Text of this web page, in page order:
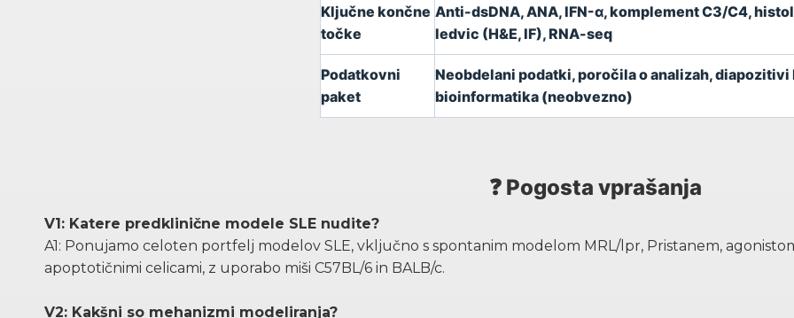
Ključne končne
točke
Anti-dsDNA, ANA, IFN-α, komplement C3/C4,
ledvic (H&E, IF), RNA-seq
Podatkovni
paket
Neobdelani podatki, poročila o analizah, diapozitivi
bioinformatika (neobvezno)
❓ Pogosta vprašanja
V1: Katere predklinične modele SLE nudite?
A1: Ponujamo celoten portfelj modelov SLE, vključno s spontanim modelom MRL/lpr, Pristanem,
apoptotičnimi celicami, z uporabo miši C57BL/6 in BALB/c.
V2: Kakšni so mehanizmi modeliranja?